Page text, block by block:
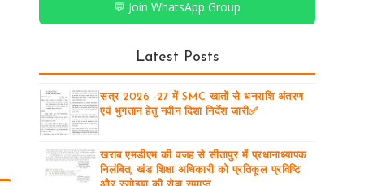
💬 Join WhatsApp Group
Latest Posts
सत्र 2026 -27 में SMC खातों से धनराशि अंतरण
एवं भुगतान हेतु नवीन दिशा निर्देश जारी✅
खराब एमडीएम की वजह से सीतापुर में प्रधानाध्यापक
निलंबित, खंड शिक्षा अधिकारी को प्रतिकूल प्रविष्टि